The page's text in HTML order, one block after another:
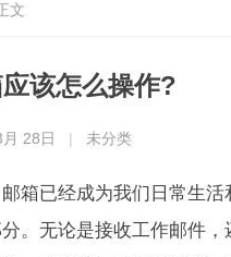
文
该怎么操作?
28日 未分类
箱已经成为我们日常生活
。无论是接收工作邮件，